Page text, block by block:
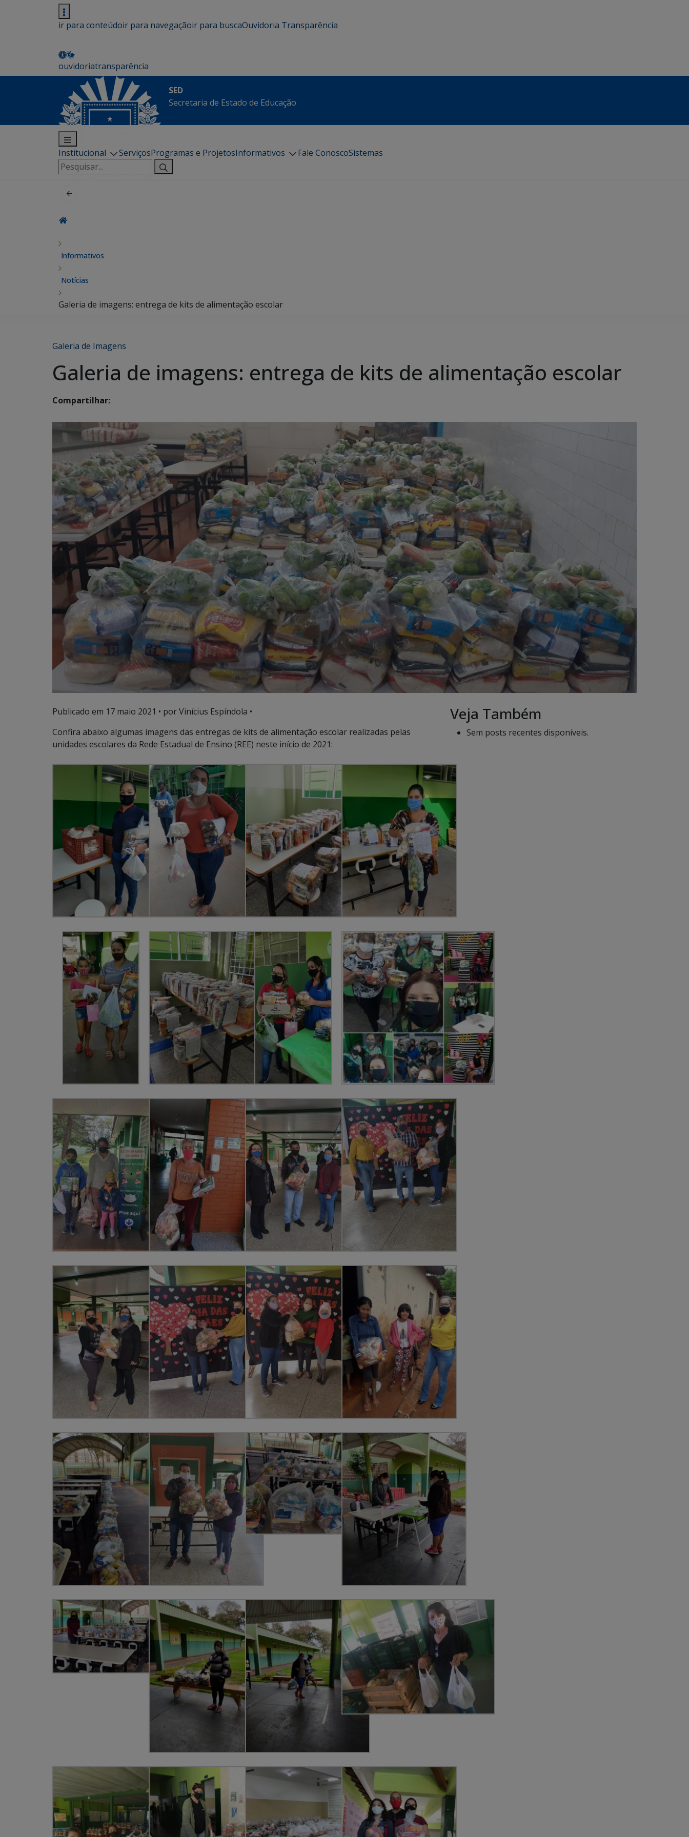
ir para conteúdoir para navegaçãoir para buscaOuvidoria Transparência
ouvidoriatransparência
SED
Secretaria de Estado de Educação
Institucional ServiçosProgramas e ProjetosInformativos Fale ConoscoSistemas
Pesquisar
por:
Informativos
Notícias
Galeria de imagens: entrega de kits de alimentação escolar
Galeria de Imagens
Galeria de imagens: entrega de kits de alimentação escolar
Compartilhar:
Publicado em 17 maio 2021 • por Vinícius Espíndola •
Confira abaixo algumas imagens das entregas de kits de alimentação escolar realizadas pelas
unidades escolares da Rede Estadual de Ensino (REE) neste início de 2021:
Veja Também
Sem posts recentes disponíveis.